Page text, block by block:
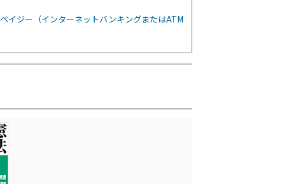
ペイジー（インターネットバンキングまたはATM